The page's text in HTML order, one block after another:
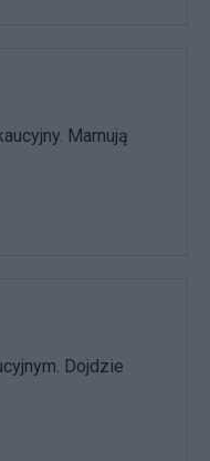
Marnują
Dojdzie